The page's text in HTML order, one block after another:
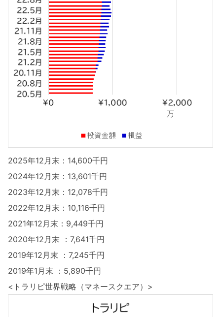
2025年12月末：14,600千円
2024年12月末：13,601千円
2023年12月末：12,078千円
2022年12月末：10,116千円
2021年12月末：9,449千円
2020年12月末 ：7,641千円
2019年12月末 ：7,245千円
2019年1月末 ：5,890千円
<トラリピ世界戦略（マネースクエア）>